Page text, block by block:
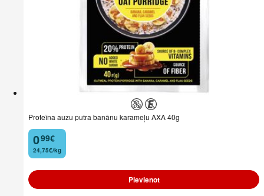
Proteīna auzu putra banānu karameļu AXA 40g
0
. 99€
24,75€/kg
Pievienot